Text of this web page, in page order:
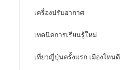
เครื่องปรับอากาศ
เทคนิคการเรียนรู้ใหม่
เที่ยวญี่ปุ่นครั้งแรก เมืองไหนดี